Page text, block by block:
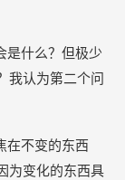
是什么？但极少
我认为第二个问
在不变的东西
为变化的东西具